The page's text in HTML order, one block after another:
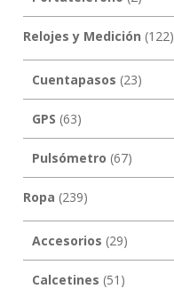
Relojes y Medición (122)
Cuentapasos (23)
GPS (63)
Pulsómetro (67)
Ropa (239)
Accesorios (29)
Calcetines (51)